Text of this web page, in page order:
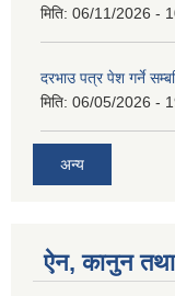
मिति: 06/11/2026 -
दरभाउ पत्र पेश गर्ने
मिति: 06/05/2026 -
अन्य
ऐन, कानुन तथा